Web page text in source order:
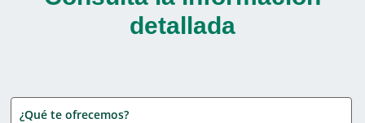
detallada
¿Qué te ofrecemos?